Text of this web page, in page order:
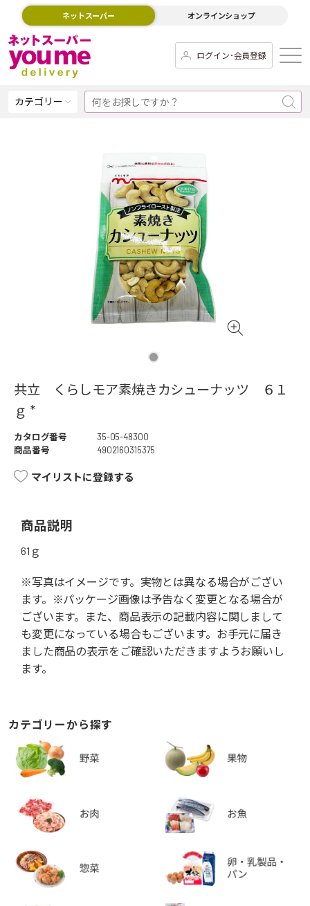
ネットスーパー オンラインショップ
ログイン･会員登録
カテゴリー
共立 くらしモア素焼きカシューナッツ ６１
ｇ *
カタログ番号
35-05-48300
商品番号
4902160315375
マイリストに登録する
商品説明
61ｇ
※写真はイメージです。実物とは異なる場合がござい
ます。※パッケージ画像は予告なく変更となる場合が
ございます。また、商品表示の記載内容に関しまして
も変更になっている場合もございます。お手元に届き
ました商品の表示をご確認いただきますようお願いし
ます。
カテゴリーから探す